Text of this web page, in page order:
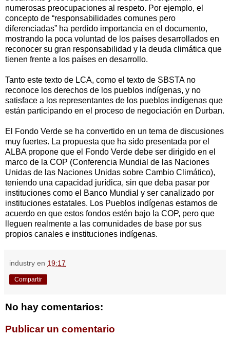
numerosas preocupaciones al respeto. Por ejemplo, el
concepto de “responsabilidades comunes pero
diferenciadas” ha perdido importancia en el documento,
mostrando la poca voluntad de los países desarrollados en
reconocer su gran responsabilidad y la deuda climática que
tienen frente a los países en desarrollo.
Tanto este texto de LCA, como el texto de SBSTA no
reconoce los derechos de los pueblos indígenas, y no
satisface a los representantes de los pueblos indígenas que
están participando en el proceso de negociación en Durban.
El Fondo Verde se ha convertido en un tema de discusiones
muy fuertes. La propuesta que ha sido presentada por el
ALBA propone que el Fondo Verde debe ser dirigido en el
marco de la COP (Conferencia Mundial de las Naciones
Unidas de las Naciones Unidas sobre Cambio Climático),
teniendo una capacidad jurídica, sin que deba pasar por
instituciones como el Banco Mundial y ser canalizado por
instituciones estatales. Los Pueblos indígenas estamos de
acuerdo en que estos fondos estén bajo la COP, pero que
lleguen realmente a las comunidades de base por sus
propios canales e instituciones indígenas.
industry en 19:17
Compartir
No hay comentarios:
Publicar un comentario